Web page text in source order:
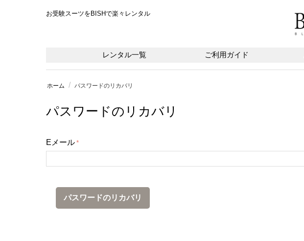
お受験スーツをBISHで楽々レンタル
レンタル一覧 ご利用ガイド
ホーム / パスワードのリカバリ
パスワードのリカバリ
Eメール
パスワードのリカバリ